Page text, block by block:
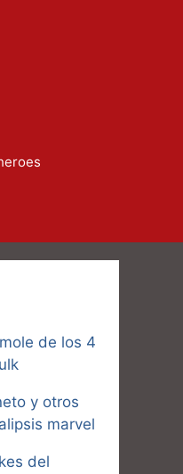
de los 4
y otros
marvel
del